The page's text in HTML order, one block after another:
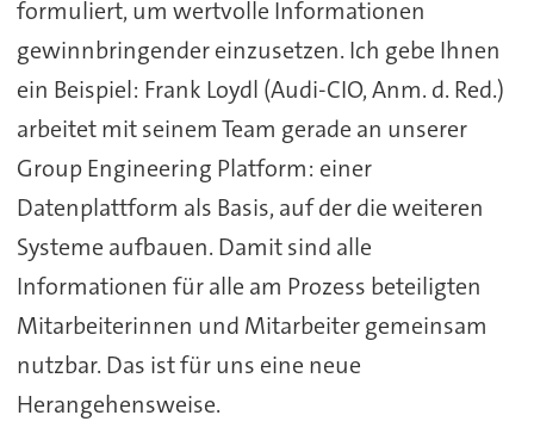
formuliert, um wertvolle Informationen
gewinnbringender einzusetzen. Ich gebe Ihnen
ein Beispiel: Frank Loydl (Audi-CIO, Anm. d. Red.)
arbeitet mit seinem Team gerade an unserer
Group Engineering Platform: einer
Datenplattform als Basis, auf der die weiteren
Systeme aufbauen. Damit sind alle
Informationen für alle am Prozess beteiligten
Mitarbeiterinnen und Mitarbeiter gemeinsam
nutzbar. Das ist für uns eine neue
Herangehensweise.